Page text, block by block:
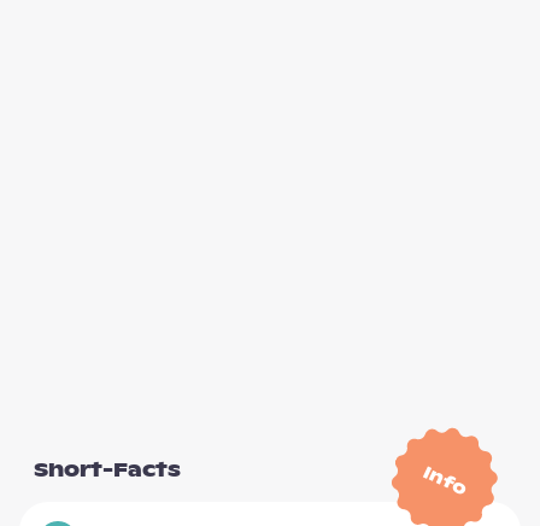
Info
Short-Facts